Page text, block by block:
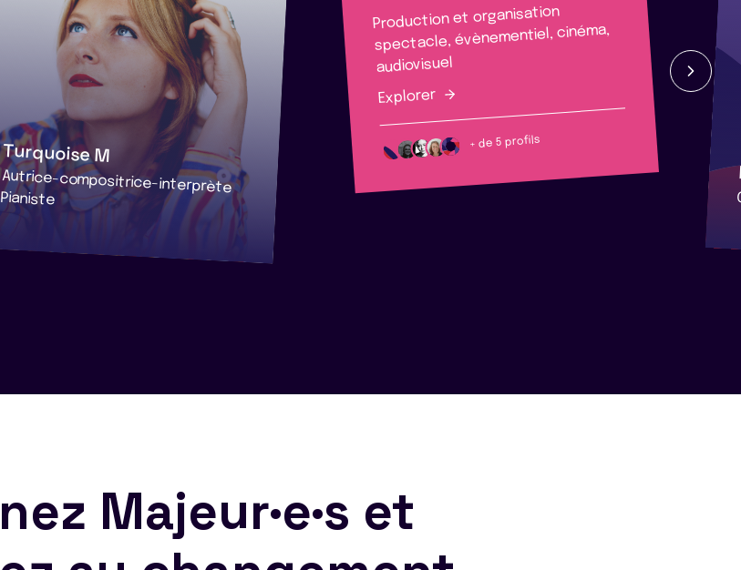
Turquoise M
Autrice-compositrice-interprète
Pianiste
Production et organisation
spectacle, évènementiel, cinéma,
audiovisuel
Explorer
+ de 5 profils
Majeur·e·s et